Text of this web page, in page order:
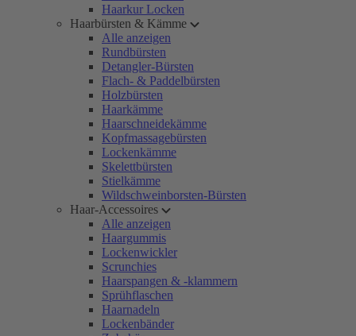
Haarkur Locken
Haarbürsten & Kämme
Alle anzeigen
Rundbürsten
Detangler-Bürsten
Flach- & Paddelbürsten
Holzbürsten
Haarkämme
Haarschneidekämme
Kopfmassagebürsten
Lockenkämme
Skelettbürsten
Stielkämme
Wildschweinborsten-Bürsten
Haar-Accessoires
Alle anzeigen
Haargummis
Lockenwickler
Scrunchies
Haarspangen & -klammern
Sprühflaschen
Haarnadeln
Lockenbänder